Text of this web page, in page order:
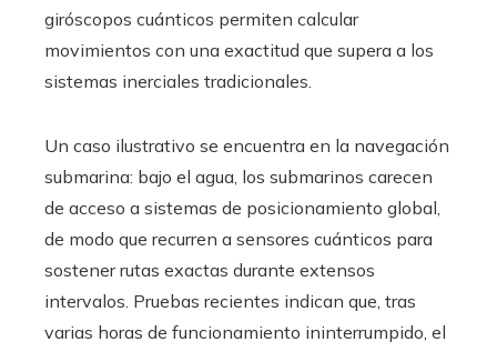
giróscopos cuánticos permiten calcular
movimientos con una exactitud que supera a los
sistemas inerciales tradicionales.
Un caso ilustrativo se encuentra en la navegación
submarina: bajo el agua, los submarinos carecen
de acceso a sistemas de posicionamiento global,
de modo que recurren a sensores cuánticos para
sostener rutas exactas durante extensos
intervalos. Pruebas recientes indican que, tras
varias horas de funcionamiento ininterrumpido, el